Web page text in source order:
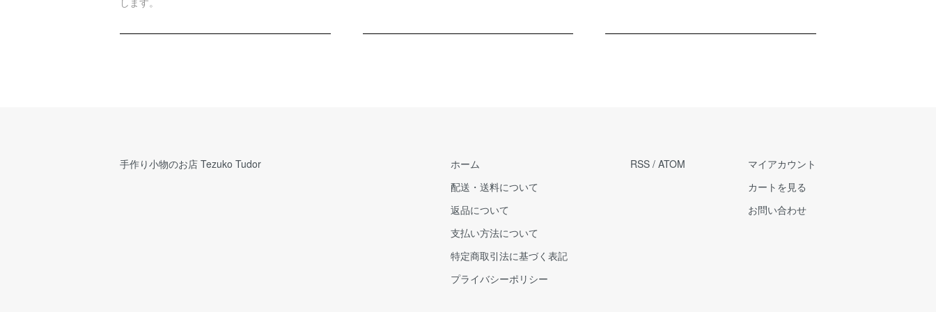
手作り小物のお店 Tezuko Tudor
ホーム
配送・送料について
返品について
支払い方法について
特定商取引法に基づく表記
プライバシーポリシー
RSS / ATOM
マイアカウント
カートを見る
お問い合わせ